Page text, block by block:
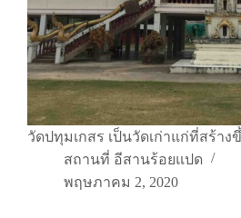
วัดปทุมเกสร เป็นวัดเก่าแก่ที่สร้า
สถานที่ อีสานร้อยแปด
พฤษภาคม 2, 2020